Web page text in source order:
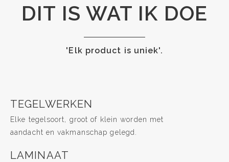
DIT IS WAT IK DOE
'Elk product is uniek'.
TEGELWERKEN
Elke tegelsoort, groot of klein worden met
aandacht en vakmanschap gelegd.
LAMINAAT